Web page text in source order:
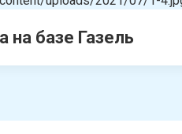
на базе Газель